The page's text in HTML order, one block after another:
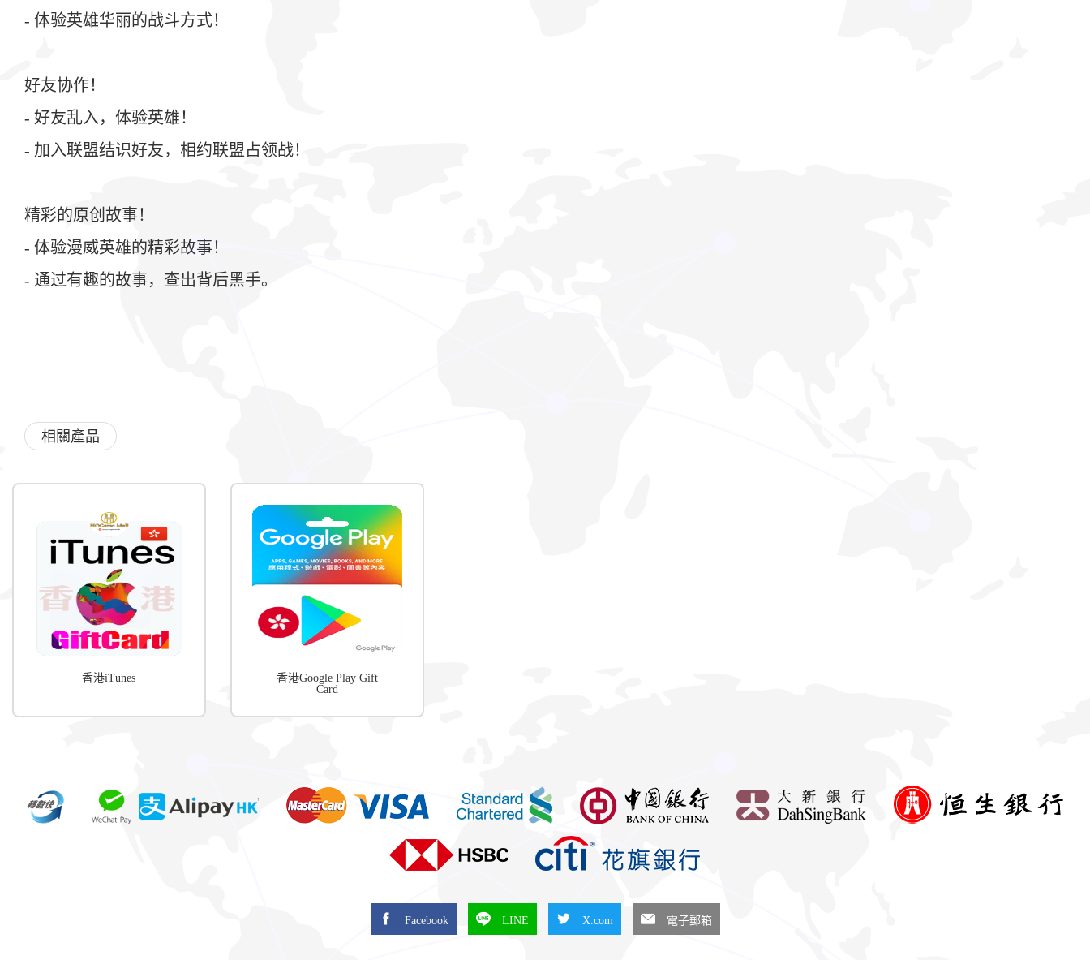
- 体验英雄华丽的战斗方式！
好友协作！
- 好友乱入，体验英雄！
- 加入联盟结识好友，相约联盟占领战！
精彩的原创故事！
- 体验漫威英雄的精彩故事！
- 通过有趣的故事，查出背后黑手。
相關產品
香港iTunes
香港Google Play Gift
Card
Facebook LINE X.com 電子郵箱